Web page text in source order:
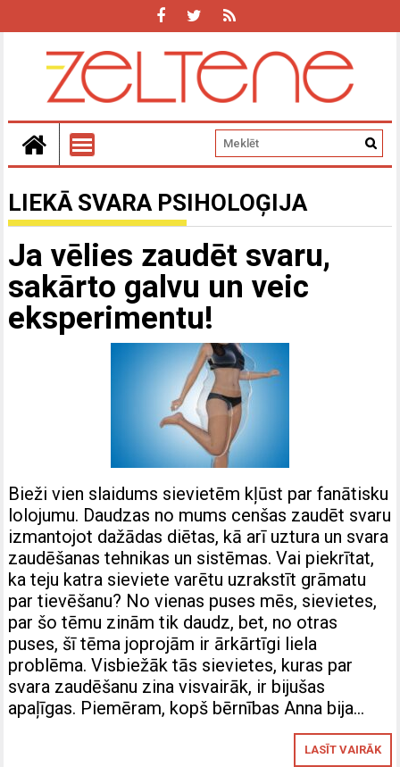
LIEKĀ SVARA PSIHOLOĢIJA
Ja vēlies zaudēt svaru,
sakārto galvu un veic
eksperimentu!
Bieži vien slaidums sievietēm kļūst par fanātisku
lolojumu. Daudzas no mums cenšas zaudēt svaru
izmantojot dažādas diētas, kā arī uztura un svara
zaudēšanas tehnikas un sistēmas. Vai piekrītat,
ka teju katra sieviete varētu uzrakstīt grāmatu
par tievēšanu? No vienas puses mēs, sievietes,
par šo tēmu zinām tik daudz, bet, no otras
puses, šī tēma joprojām ir ārkārtīgi liela
problēma. Visbiežāk tās sievietes, kuras par
svara zaudēšanu zina visvairāk, ir bijušas
apaļīgas. Piemēram, kopš bērnības Anna bija…
LASĪT VAIRĀK